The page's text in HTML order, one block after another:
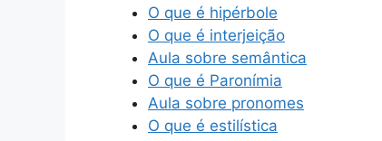
O que é hipérbole
O que é interjeição
Aula sobre semântica
O que é Paronímia
Aula sobre pronomes
O que é estilística